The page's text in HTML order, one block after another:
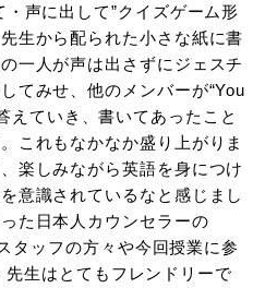
声に出して”クイズゲーム形
生から配られた小さな紙に書
一人が声は出さずにジェスチ
てみせ、他のメンバーが“You
ていき、書いてあったこと
これもなかなか盛り上がりま
楽しみながら英語を身につけ
意識されているなと感じまし
た日本人カウンセラーの
タッフの方々や今回授業に参
生はとてもフレンドリーで